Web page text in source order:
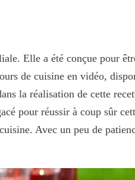
Elle a été conçue pour
de cuisine en vidéo,
la réalisation de cette
pour réussir à coup sûr
Avec un peu de